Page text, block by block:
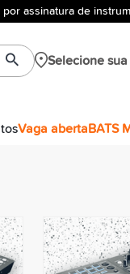
por assinatura de
Selecione
Vaga abertaBATS